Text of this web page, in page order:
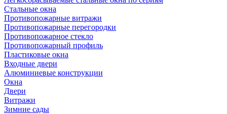
Стальные окна
Противопожарные витражи
Противопожарные перегородки
Противопожарное стекло
Противопожарный профиль
Пластиковые окна
Входные двери
Алюминиевые конструкции
Окна
Двери
Витражи
Зимние сады